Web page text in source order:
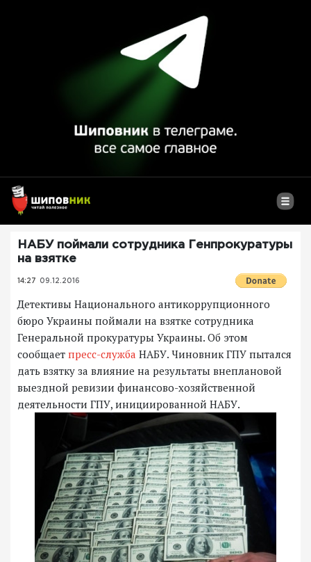
НАБУ поймали сотрудника Генпрокуратуры
на взятке
14:27 09.12.2016
Детективы Национального антикоррупционного
бюро Украины поймали на взятке сотрудника
Генеральной прокуратуры Украины. Об этом
сообщает пресс-служба НАБУ. Чиновник ГПУ пытался
дать взятку за влияние на результаты внеплановой
выездной ревизии финансово-хозяйственной
деятельности ГПУ, инициированной НАБУ.